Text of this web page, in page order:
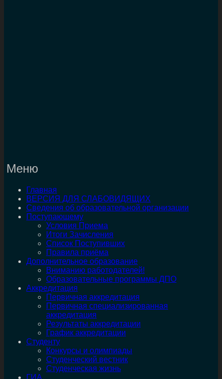
Меню
Главная
ВЕРСИЯ ДЛЯ СЛАБОВИДЯЩИХ
Сведения об образовательной организации
Поступающему
Условия Приема
Итоги Зачисления
Список Поступивших
Правила приёма
Дополнительное образование
Вниманию работодателей!
Образовательные программы ДПО
Аккредитация
Первичная аккредитация
Первичная специализированная
аккредитация
Результаты аккредитации
График аккредитации
Студенту
Конкурсы и олимпиады
Студенческий вестник
Студенческая жизнь
ГИА